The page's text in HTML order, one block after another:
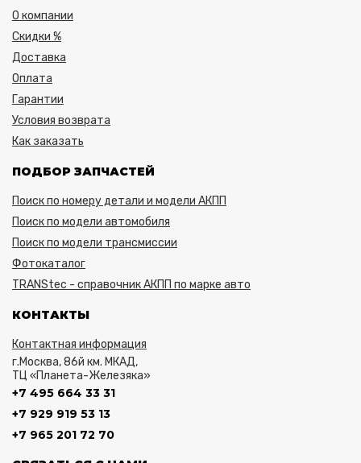
О компании
Скидки %
Доставка
Оплата
Гарантии
Условия возврата
Как заказать
ПОДБОР ЗАПЧАСТЕЙ
Поиск по номеру детали и модели АКПП
Поиск по модели автомобиля
Поиск по модели трансмиссии
Фотокаталог
TRANStec - справочник АКПП по марке авто
КОНТАКТЫ
Контактная информация
г.Москва, 86й км. МКАД,
ТЦ «Планета-Железяка»
+7 495 664 33 31
+7 929 919 53 13
+7 965 201 72 70